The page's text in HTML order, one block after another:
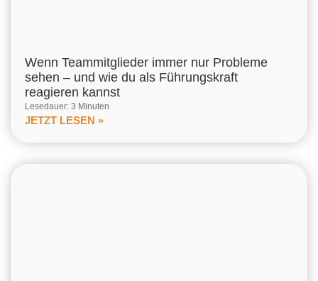
Wenn Teammitglieder immer nur Probleme
sehen – und wie du als Führungskraft
reagieren kannst
Lesedauer: 3 Minuten
JETZT LESEN »